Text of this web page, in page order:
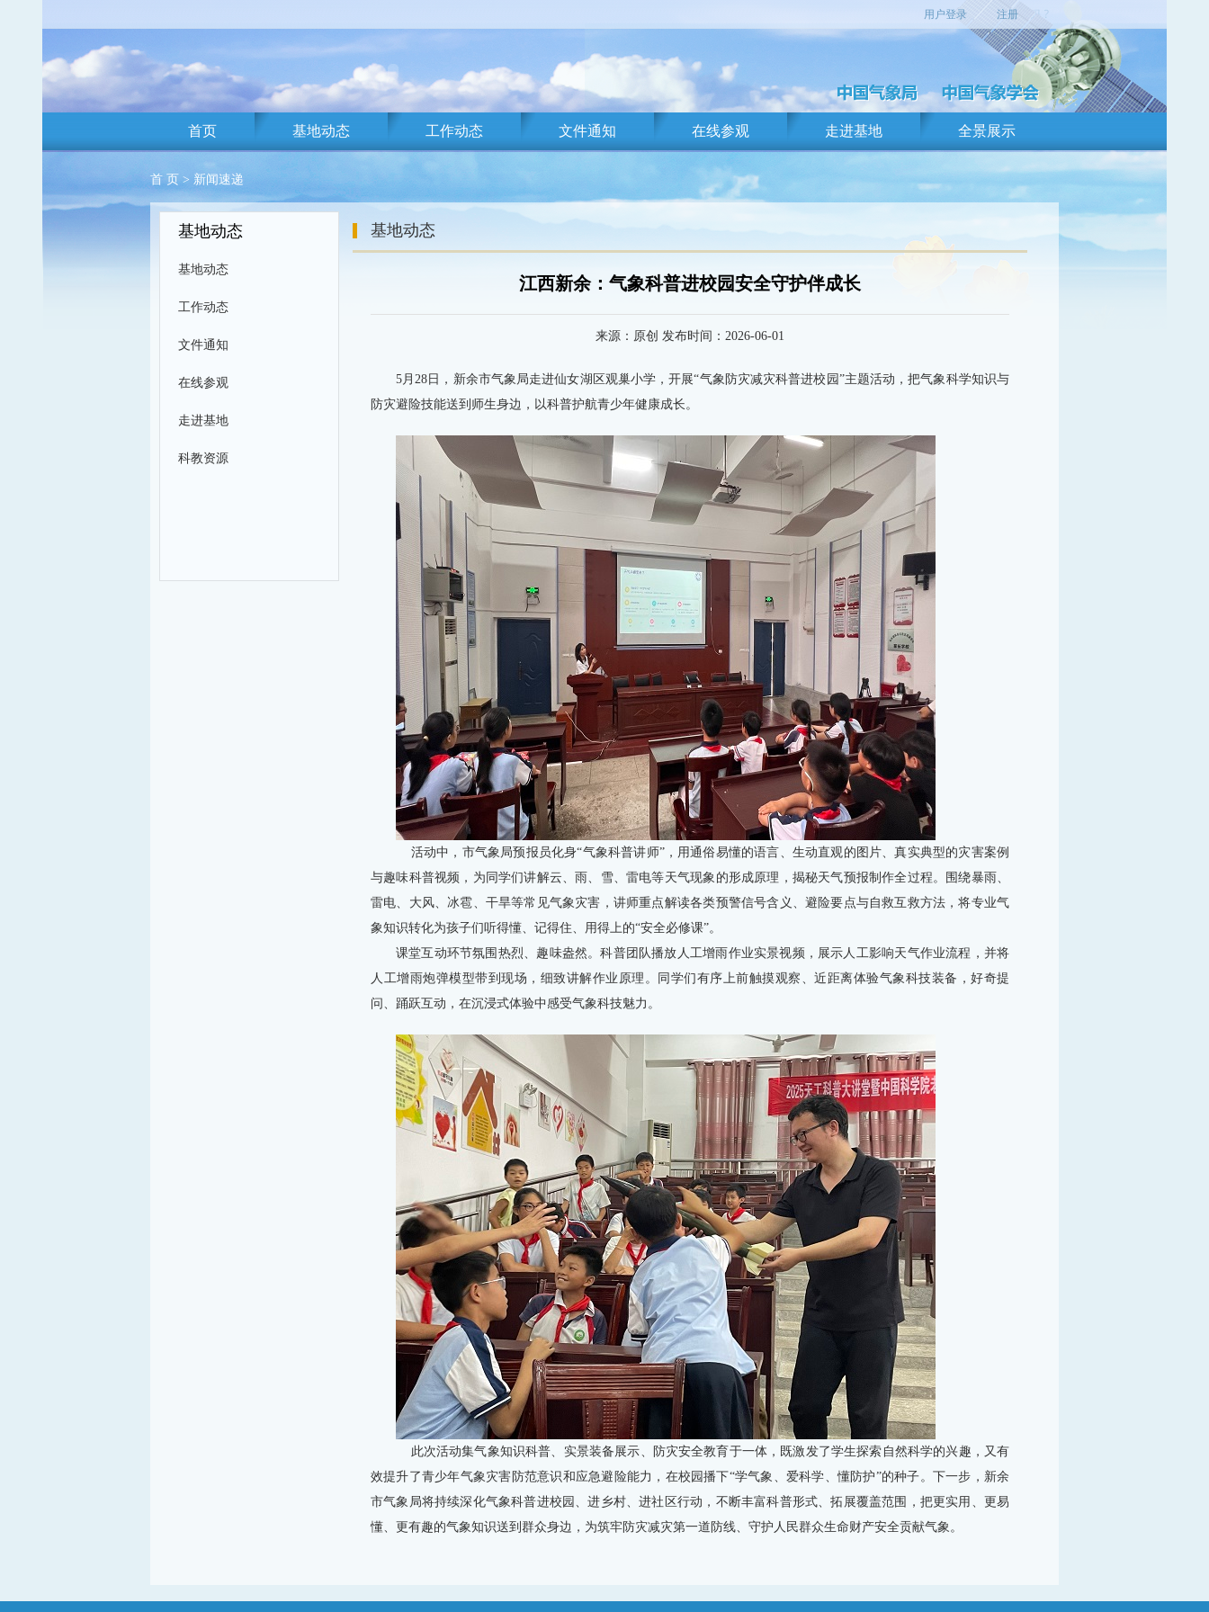
用户登录 注册
首页 基地动态 工作动态 文件通知 在线参观 走进基地 全景展示
首 页 > 新闻速递
基地动态
基地动态
工作动态
文件通知
在线参观
走进基地
科教资源
基地动态
江西新余：气象科普进校园安全守护伴成长
来源：原创 发布时间：2026-06-01
5月28日，新余市气象局走进仙女湖区观巢小学，开展“气象防灾减灾科普进校园”主题活动，把气象科学知识与
防灾避险技能送到师生身边，以科普护航青少年健康成长。
活动中，市气象局预报员化身“气象科普讲师”，用通俗易懂的语言、生动直观的图片、真实典型的灾害案例
与趣味科普视频，为同学们讲解云、雨、雪、雷电等天气现象的形成原理，揭秘天气预报制作全过程。围绕暴雨、
雷电、大风、冰雹、干旱等常见气象灾害，讲师重点解读各类预警信号含义、避险要点与自救互救方法，将专业气
象知识转化为孩子们听得懂、记得住、用得上的“安全必修课”。
课堂互动环节氛围热烈、趣味盎然。科普团队播放人工增雨作业实景视频，展示人工影响天气作业流程，并将
人工增雨炮弹模型带到现场，细致讲解作业原理。同学们有序上前触摸观察、近距离体验气象科技装备，好奇提
问、踊跃互动，在沉浸式体验中感受气象科技魅力。
此次活动集气象知识科普、实景装备展示、防灾安全教育于一体，既激发了学生探索自然科学的兴趣，又有
效提升了青少年气象灾害防范意识和应急避险能力，在校园播下“学气象、爱科学、懂防护”的种子。下一步，新余
市气象局将持续深化气象科普进校园、进乡村、进社区行动，不断丰富科普形式、拓展覆盖范围，把更实用、更易
懂、更有趣的气象知识送到群众身边，为筑牢防灾减灾第一道防线、守护人民群众生命财产安全贡献气象。